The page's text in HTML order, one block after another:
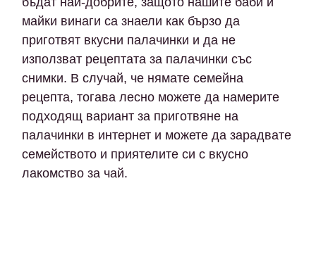
майки винаги са знаели как бързо да
приготвят вкусни палачинки и да не
използват рецептата за палачинки със
снимки. В случай, че нямате семейна
рецепта, тогава лесно можете да намерите
подходящ вариант за приготвяне на
палачинки в интернет и можете да зарадвате
семейството и приятелите си с вкусно
лакомство за чай.